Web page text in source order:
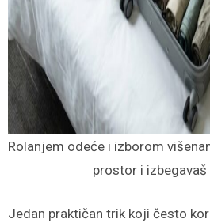
Rolanjem odeće i izborom
prostor i izbegavaš
Jedan praktičan trik koji često